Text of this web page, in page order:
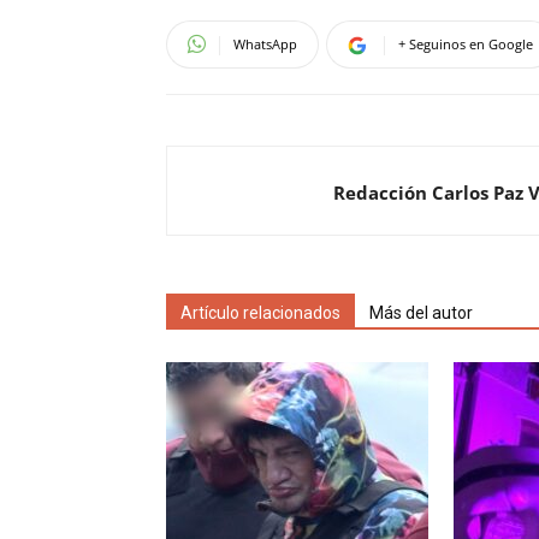
WhatsApp + Seguinos en Google
Redacción Carlos Paz
Artículo relacionados Más del autor